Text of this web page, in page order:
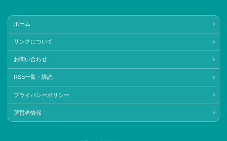
ホーム
リンクについて
お問い合わせ
RSS一覧・購読
プライバシーポリシー
運営者情報